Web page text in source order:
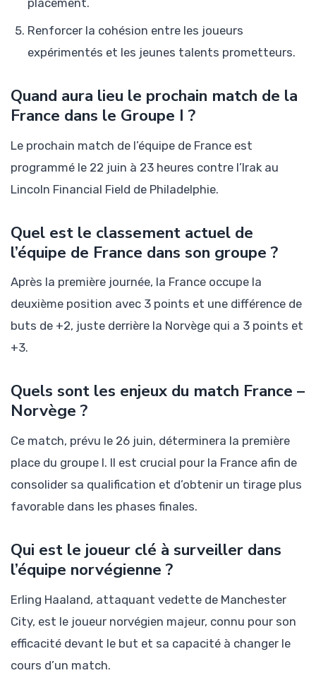
Renforcer la cohésion entre les joueurs
expérimentés et les jeunes talents prometteurs.
Quand aura lieu le prochain match de la
France dans le Groupe I ?
Le prochain match de l’équipe de France est
programmé le 22 juin à 23 heures contre l’Irak au
Lincoln Financial Field de Philadelphie.
Quel est le classement actuel de
l’équipe de France dans son groupe ?
Après la première journée, la France occupe la
deuxième position avec 3 points et une différence de
buts de +2, juste derrière la Norvège qui a 3 points et
+3.
Quels sont les enjeux du match France –
Norvège ?
Ce match, prévu le 26 juin, déterminera la première
place du groupe I. Il est crucial pour la France afin de
consolider sa qualification et d’obtenir un tirage plus
favorable dans les phases finales.
Qui est le joueur clé à surveiller dans
l’équipe norvégienne ?
Erling Haaland, attaquant vedette de Manchester
City, est le joueur norvégien majeur, connu pour son
efficacité devant le but et sa capacité à changer le
cours d’un match.